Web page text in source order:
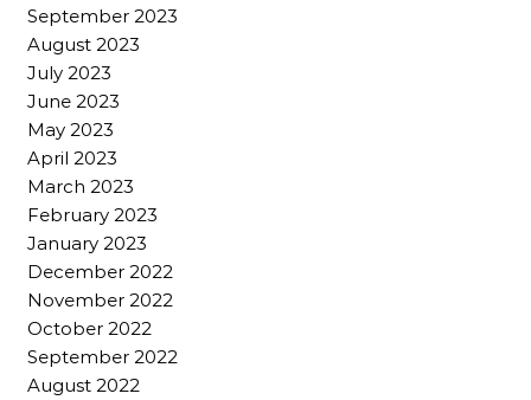
September 2023
August 2023
July 2023
June 2023
May 2023
April 2023
March 2023
February 2023
January 2023
December 2022
November 2022
October 2022
September 2022
August 2022